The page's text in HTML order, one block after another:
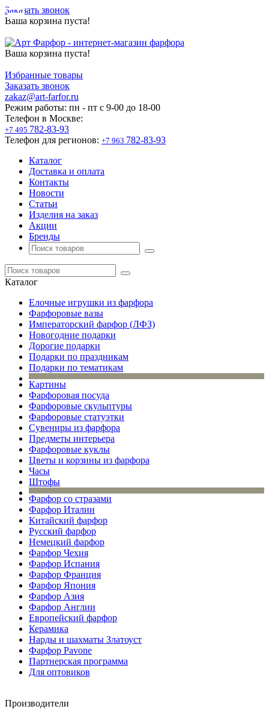
Заказать звонок
Ваша корзина пуста!
Ваша корзина пуста!
Избранные товары
Заказать звонок
zakaz@art-farfor.ru
Режим работы: пн - пт c 9-00 до 18-00
Телефон в Москве:
+7 495 782-83-93
Телефон для регионов: +7 963 782-83-93
Каталог
Доставка и оплата
Контакты
Новости
Статьи
Изделия на заказ
Акции
Бренды
Каталог
Елочные игрушки из фарфора
Фарфоровые вазы
Императорский фарфор (ЛФЗ)
Новогодние подарки
Дорогие подарки
Подарки по праздникам
Подарки по тематикам
Картины
Фарфоровая посуда
Фарфоровые скульптуры
Фарфоровые статуэтки
Сувениры из фарфора
Предметы интерьера
Фарфоровые куклы
Цветы и корзины из фарфора
Часы
Штофы
Фарфор со стразами
Фарфор Италии
Китайский фарфор
Русский фарфор
Немецкий фарфор
Фарфор Чехия
Фарфор Испания
Фарфор Франция
Фарфор Япония
Фарфор Азия
Фарфор Англии
Европейский фарфор
Керамика
Нарды и шахматы Златоуст
Фарфор Pavone
Партнерская программа
Для оптовиков
Производители